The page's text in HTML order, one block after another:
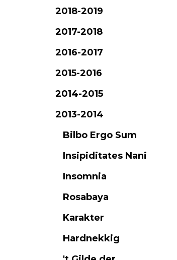
2018-2019
2017-2018
2016-2017
2015-2016
2014-2015
2013-2014
Bilbo Ergo Sum
Insipiditates Nani
Insomnia
Rosabaya
Karakter
Hardnekkig